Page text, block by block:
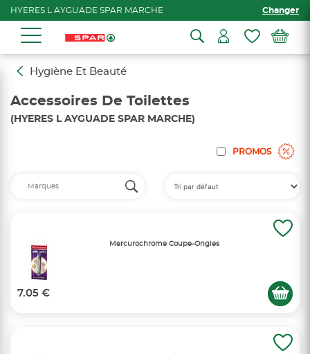
HYERES L AYGUADE SPAR MARCHE Changer
Hygiène Et Beauté
Accessoires De Toilettes
(HYERES L AYGUADE SPAR MARCHE)
PROMOS
Mercurochrome Coupe-Ongles
7.05 €